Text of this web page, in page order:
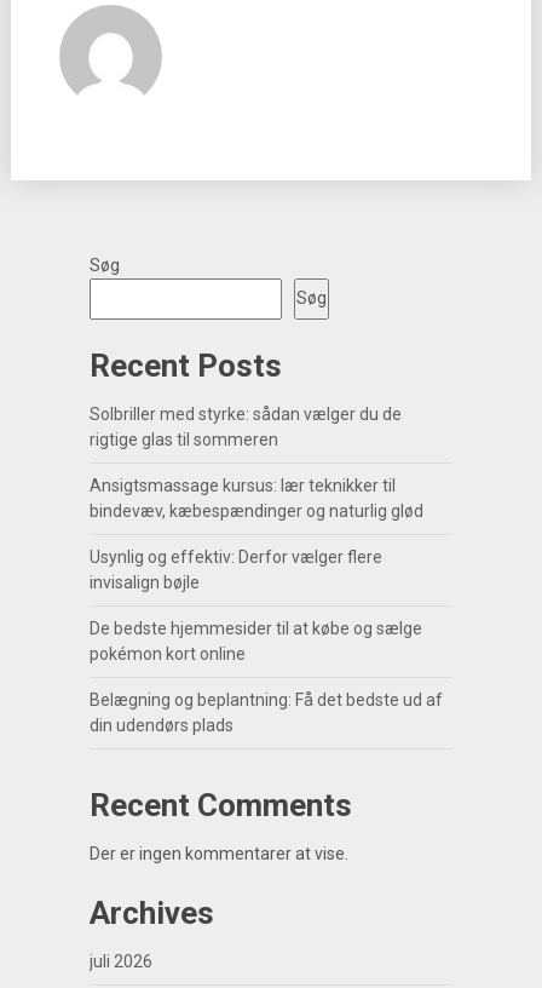
Søg
Søg
Recent Posts
Solbriller med styrke: sådan vælger du de
rigtige glas til sommeren
Ansigtsmassage kursus: lær teknikker til
bindevæv, kæbespændinger og naturlig glød
Usynlig og effektiv: Derfor vælger flere
invisalign bøjle
De bedste hjemmesider til at købe og sælge
pokémon kort online
Belægning og beplantning: Få det bedste ud af
din udendørs plads
Recent Comments
Der er ingen kommentarer at vise.
Archives
juli 2026